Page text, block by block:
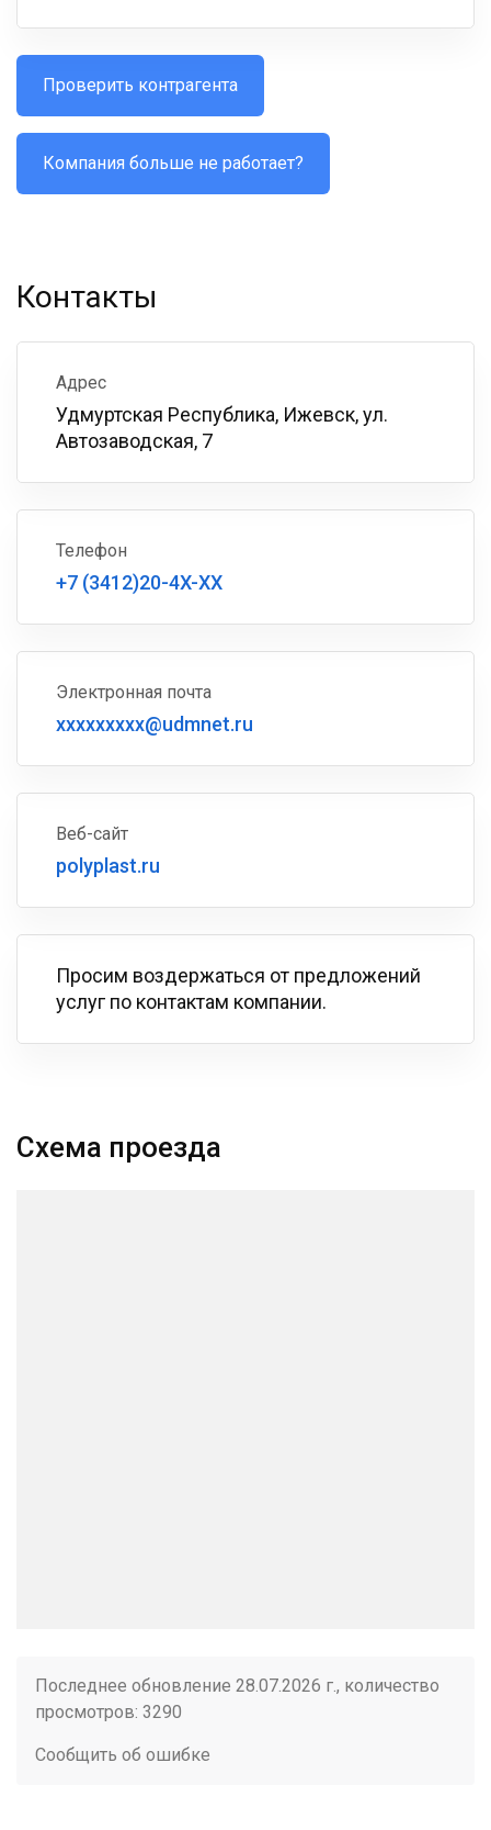
Проверить контрагента
Компания больше не работает?
Контакты
Адрес
Удмуртская Республика, Ижевск, ул.
Автозаводская, 7
Телефон
+7 (3412)20-4X-XX
Электронная почта
xxxxxxxxx@udmnet.ru
Веб-сайт
polyplast.ru
Просим воздержаться от предложений
услуг по контактам компании.
Схема проезда
Последнее обновление 28.07.2026 г., количество
просмотров: 3290
Сообщить об ошибке